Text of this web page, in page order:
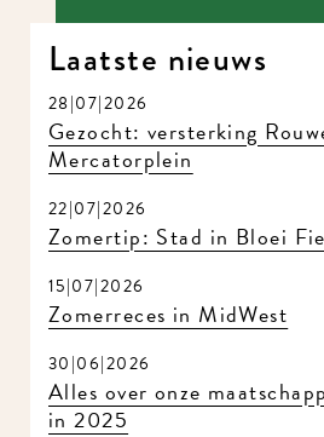
Laatste nieuws
28|07|2026
Gezocht: versterking
Mercatorplein
22|07|2026
Zomertip: Stad in Bloei
15|07|2026
Zomerreces in MidWest
30|06|2026
Alles over onze
in 2025